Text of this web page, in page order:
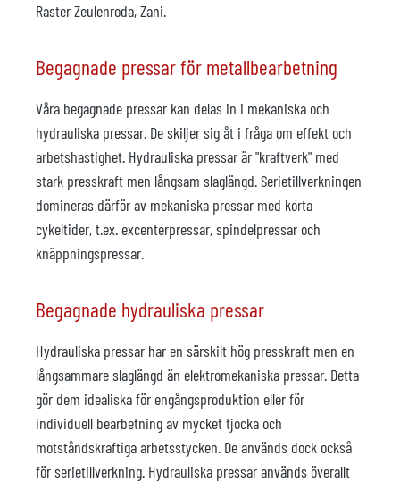
Raster Zeulenroda, Zani.
Begagnade pressar för metallbearbetning
Våra begagnade pressar kan delas in i mekaniska och
hydrauliska pressar. De skiljer sig åt i fråga om effekt och
arbetshastighet. Hydrauliska pressar är "kraftverk" med
stark presskraft men långsam slaglängd. Serietillverkningen
domineras därför av mekaniska pressar med korta
cykeltider, t.ex. excenterpressar, spindelpressar och
knäppningspressar.
Begagnade hydrauliska pressar
Hydrauliska pressar har en särskilt hög presskraft men en
långsammare slaglängd än elektromekaniska pressar. Detta
gör dem idealiska för engångsproduktion eller för
individuell bearbetning av mycket tjocka och
motståndskraftiga arbetsstycken. De används dock också
för serietillverkning. Hydrauliska pressar används överallt